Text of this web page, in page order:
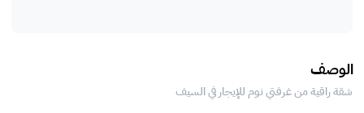
الوصف
شقة راقية من غرفتي نوم للإيجار في السيف